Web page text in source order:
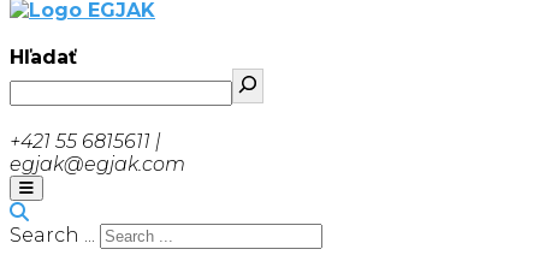
EGJAK
Hľadať
+421 55 6815611 |
egjak@egjak.com
Search ...